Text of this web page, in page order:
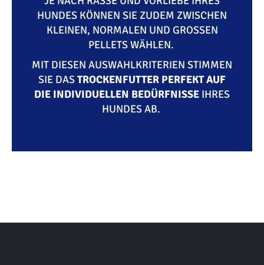
HUNDES KÖNNEN SIE ZUDEM ZWISCHEN
KLEINEN, NORMALEN UND GROSSEN P
ELLETS WÄHLEN.
MIT DIESEN AUSWAHLKRITERIEN STIMMEN
SIE DASTROCKENFUTTER PERFEKT AUF
DIE INDIVIDUELLEN BEDÜRFNISSE IHRES
HUNDES AB.